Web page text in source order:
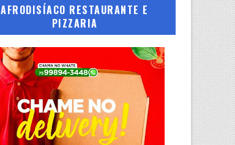
AFRODISÍACO RESTAURANTE E
PIZZARIA